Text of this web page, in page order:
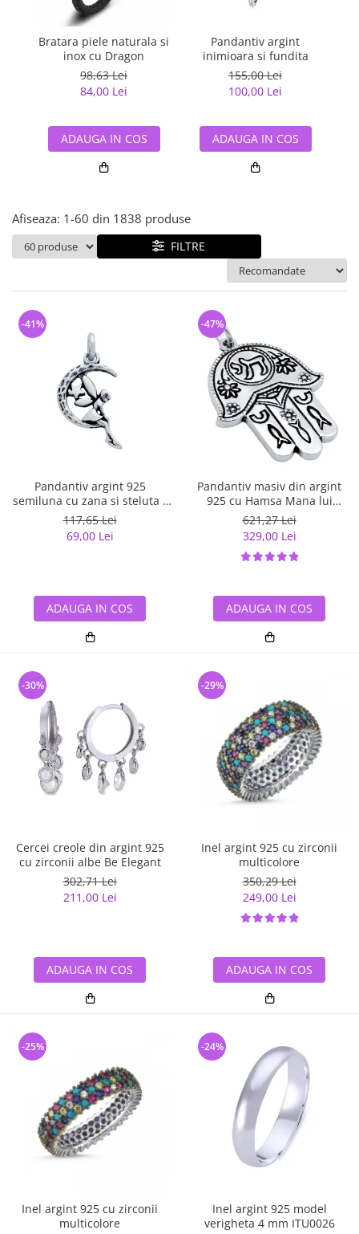
semipretioase
Bijuterii argint placat cu aur
Bijuterii argint cu diverse
Bijuterii de Lux
Bijuterii gotice si rock
Bijuterii Handmade
Bijuterii fantezie
Bijuterii tungsten
Solutii si lavete de curatare
bijuterii argint
Bratara piele naturala si
inox cu Dragon
98,63 Lei
84,00 Lei
ADAUGA IN COS
Pandantiv argint
inimioara si fundita
155,00 Lei
100,00 Lei
ADAUGA IN COS
Afiseaza: 1-60 din 1838 produse
FILTRE
Pandantiv argint 925
semiluna cu zana si steluta -
Be Fantastic PSX0560
117,65 Lei
69,00 Lei
-41%
ADAUGA IN COS
Pandantiv masiv din argint
925 cu Hamsa Mana lui
Fatima
621,27 Lei
329,00 Lei
-47%
ADAUGA IN COS
Cercei creole din argint 925
cu zirconii albe Be Elegant
302,71 Lei
211,00 Lei
-30%
ADAUGA IN COS
Inel argint 925 cu zirconii
multicolore
350,29 Lei
249,00 Lei
-29%
ADAUGA IN COS
Inel argint 925 cu zirconii
multicolore
-25%
Inel argint 925 model
verigheta 4 mm ITU0026
-24%